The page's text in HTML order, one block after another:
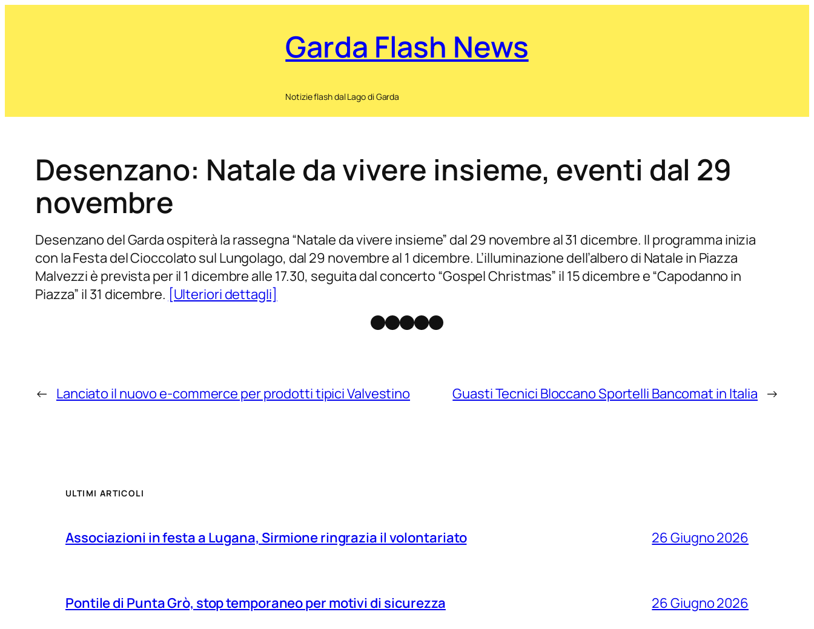
Garda Flash News
Notizie flash dal Lago di Garda
Desenzano: Natale da vivere insieme, eventi dal 29
novembre
Desenzano del Garda ospiterà la rassegna “Natale da vivere insieme” dal 29 novembre al 31 dicembre. Il programma inizia
con la Festa del Cioccolato sul Lungolago, dal 29 novembre al 1 dicembre. L’illuminazione dell’albero di Natale in Piazza
Malvezzi è prevista per il 1 dicembre alle 17.30, seguita dal concerto “Gospel Christmas” il 15 dicembre e “Capodanno in
Piazza” il 31 dicembre. [Ulteriori dettagli]
Facebook
Instagram
X Threads
Telegram
← Lanciato il nuovo e-commerce per prodotti tipici Valvestino Guasti Tecnici Bloccano Sportelli Bancomat in Italia →
ULTIMI ARTICOLI
Associazioni in festa a Lugana, Sirmione ringrazia il volontariato 26 Giugno 2026
Pontile di Punta Grò, stop temporaneo per motivi di sicurezza 26 Giugno 2026